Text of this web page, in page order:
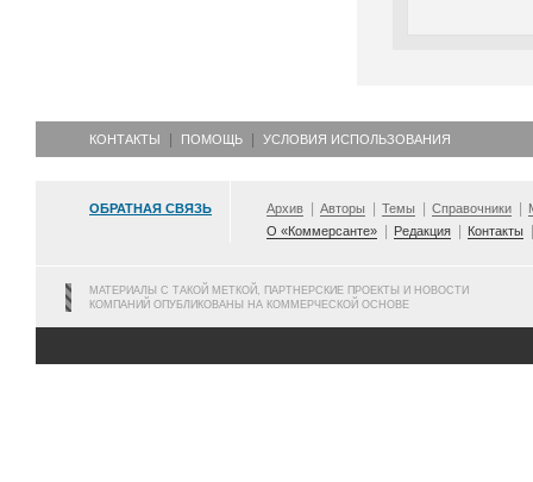
КОНТАКТЫ ПОМОЩЬ УСЛОВИЯ ИСПОЛЬЗОВАНИЯ
ОБРАТНАЯ СВЯЗЬ Архив Авторы Темы Справочники
О «Коммерсанте»
Редакция Контакты
МАТЕРИАЛЫ С ТАКОЙ МЕТКОЙ, ПАРТНЕРСКИЕ ПРОЕКТЫ И НОВОСТИ
КОМПАНИЙ ОПУБЛИКОВАНЫ НА КОММЕРЧЕСКОЙ ОСНОВЕ